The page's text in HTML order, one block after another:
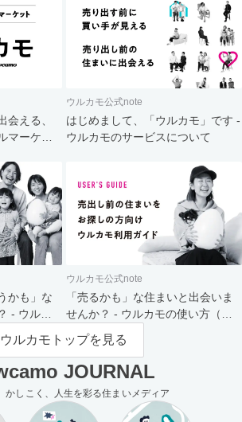
会える、
マーケッ
ウルカモ公式note
はじめまして、「ウルカモ」です -
ウルカモのサービスについて
かも」な
- ウルカ
ウルカモ公式note
「売るかも」な住まいと出会いま
せんか？ - ウルカモの使い方（買
主さま向け）
ウルカモトップを見る
JOURNAL
かしこく、人生を彩る住まいメディア